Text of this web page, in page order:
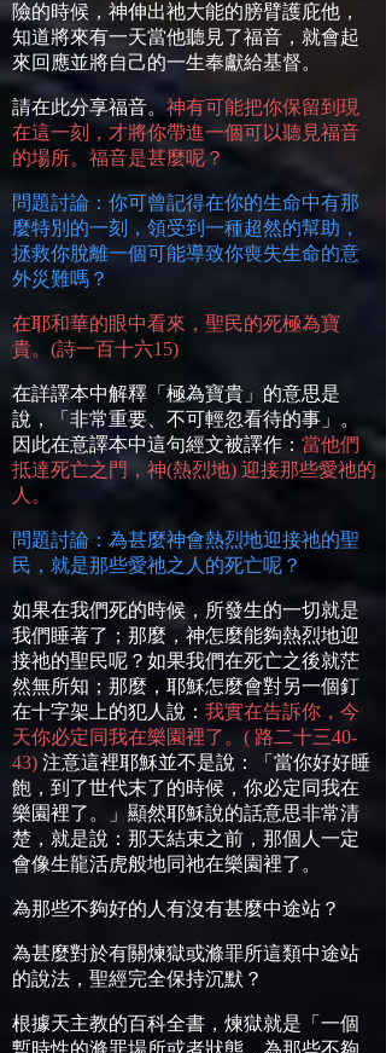
險的時候，神伸出祂大能的膀臂護庇他，
知道將來有一天當他聽見了福音，就會起
來回應並將自己的一生奉獻給基督。
請在此分享福音。 神有可能把你保留到現
在這一刻，才將你帶進一個可以聽見福音
的場所。福音是甚麼呢？
問題討論：你可曾記得在你的生命中有那
麼特別的一刻，領受到一種超然的幫助，
拯救你脫離一個可能導致你喪失生命的意
外災難嗎？
在耶和華的眼中看來，聖民的死極為寶
貴。 (詩一百十六15)
在詳譯本中解釋「極為寶貴」的意思是
說，「非常重要、不可輕忽看待的事」。
因此在意譯本中這句經文被譯作： 當他們
抵達死亡之門，神(熱烈地) 迎接那些愛祂的
人。
問題討論：為甚麼神會熱烈地迎接祂的聖
民，就是那些愛祂之人的死亡呢？
如果在我們死的時候，所發生的一切就是
我們睡著了；那麼，神怎麼能夠熱烈地迎
接祂的聖民呢？如果我們在死亡之後就茫
然無所知；那麼，耶穌怎麼會對另一個釘
在十字架上的犯人說： 我實在告訴你，今
天你必定同我在樂園裡了。 ( 路二十三40-
43) 注意這裡耶穌並不是說：「當你好好睡
飽，到了世代末了的時候，你必定同我在
樂園裡了。」顯然耶穌說的話意思非常清
楚，就是說：那天結束之前，那個人一定
會像生龍活虎般地同祂在樂園裡了。
為那些不夠好的人有沒有甚麼中途站？
為甚麼對於有關煉獄或滌罪所這類中途站
的說法，聖經完全保持沉默？
根據天主教的百科全書，煉獄就是「一個
暫時性的滌罪場所或者狀態，為那些不夠